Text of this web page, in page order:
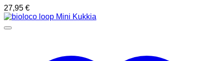
27,95 €